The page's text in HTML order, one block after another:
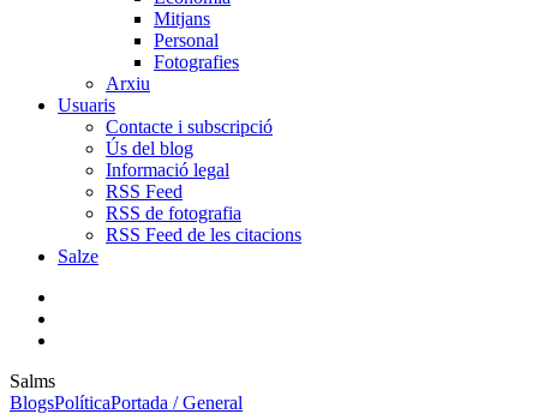
Mitjans
Personal
Fotografies
Arxiu
Usuaris
Contacte i subscripció
Ús del blog
Informació legal
RSS Feed
RSS de fotografia
RSS Feed de les citacions
Salze
Salms
BlogsPolíticaPortada / General